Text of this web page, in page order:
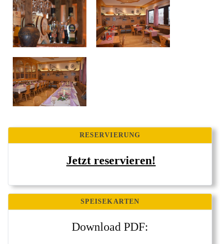
RESERVIERUNG
Jetzt reservieren!
SPEISEKARTEN
Download PDF: